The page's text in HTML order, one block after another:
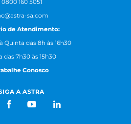
0800 160 5051
sa.com
de Atendimento:
Quinta das 8h às 16h30
das 7h30 às 15h30
Conosco
A ASTRA